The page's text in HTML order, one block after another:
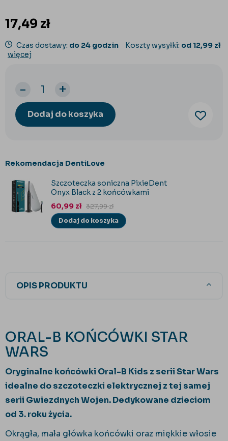
17,49 zł
Czas dostawy: do 24 godzin Koszty wysyłki: od 12,99 zł
więcej
- +
Dodaj do koszyka
Rekomendacja DentiLove
Szczoteczka soniczna PixieDent
Onyx Black z 2 końcówkami
60,99 zł 327,99zł
Dodaj do koszyka
OPIS PRODUKTU
ORAL-B KOŃCÓWKI STAR
WARS
Oryginalne końcówki Oral-B Kids z serii Star Wars
idealne do szczoteczki elektrycznej z tej samej
serii Gwiezdnych Wojen. Dedykowane dzieciom
od 3. roku życia.
Okrągła, mała główka końcówki oraz miękkie włosie